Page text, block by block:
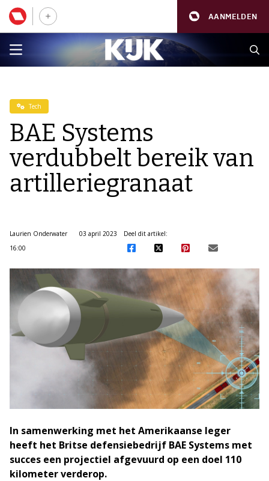
AANMELDEN
Tech
BAE Systems
verdubbelt bereik van
artilleriegranaat
Laurien Onderwater
03 april 2023
16:00
Deel dit artikel:
In samenwerking met het Amerikaanse leger
heeft het Britse defensiebedrijf BAE Systems met
succes een projectiel afgevuurd op een doel 110
kilometer verderop.